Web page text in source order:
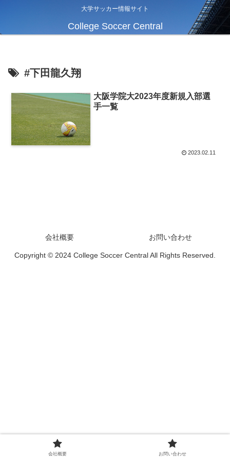
大学サッカー情報サイト
College Soccer Central
#下田龍久翔
大阪学院大2023年度新規入部選
手一覧
2023.02.11
会社概要 お問い合わせ
Copyright © 2024 College Soccer Central All Rights Reserved.
会社概要 お問い合わせ